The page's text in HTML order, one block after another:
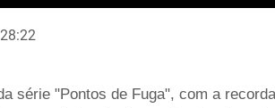
série "Pontos de Fuga", com a